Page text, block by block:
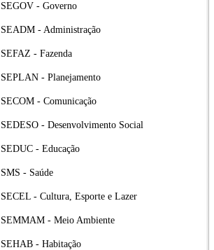
SEGOV - Governo
SEADM - Administração
SEFAZ - Fazenda
SEPLAN - Planejamento
SECOM - Comunicação
SEDESO - Desenvolvimento Social
SEDUC - Educação
SMS - Saúde
SECEL - Cultura, Esporte e Lazer
SEMMAM - Meio Ambiente
SEHAB - Habitação